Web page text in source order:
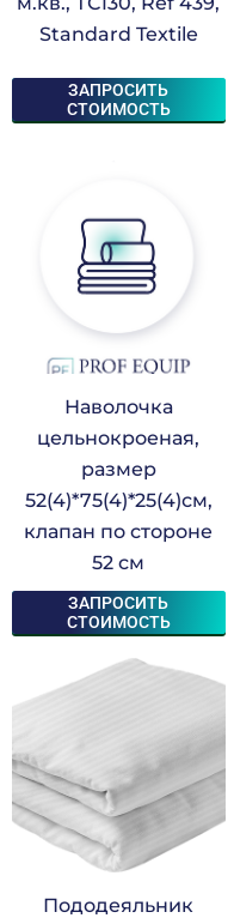
Standard Textile
ЗАПРОСИТЬ
СТОИМОСТЬ
Наволочка
цельнокроеная,
размер
52(4)*75(4)*25(4)см,
клапан по стороне
52 см
ЗАПРОСИТЬ
СТОИМОСТЬ
Пододеяльник